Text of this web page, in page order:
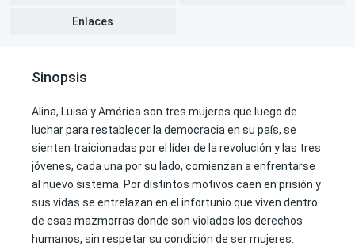
Enlaces
Sinopsis
Alina, Luisa y América son tres mujeres que luego de
luchar para restablecer la democracia en su país, se
sienten traicionadas por el líder de la revolución y las tres
jóvenes, cada una por su lado, comienzan a enfrentarse
al nuevo sistema. Por distintos motivos caen en prisión y
sus vidas se entrelazan en el infortunio que viven dentro
de esas mazmorras donde son violados los derechos
humanos, sin respetar su condición de ser mujeres.